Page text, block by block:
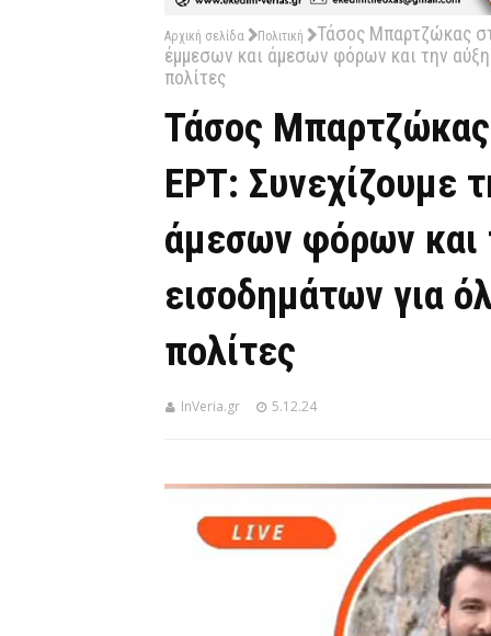
Αρχική σελίδα Πολιτική
Τάσος Μπαρτζώκας
έμμεσων και άμεσων φόρων και την
πολίτες
Τάσος
ΕΡΤ: Συνεχίζουμε
άμεσων φόρων και
εισοδημάτων για
πολίτες
InVeria.gr 5.12.24